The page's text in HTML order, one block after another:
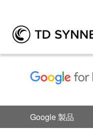
Google 製品